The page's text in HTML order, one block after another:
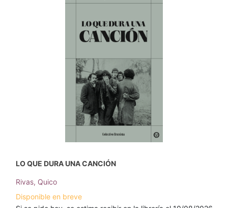
LO QUE DURA UNA CANCIÓN
Rivas, Quico
Disponible en breve